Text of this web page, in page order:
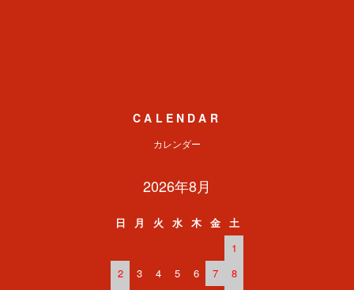
CALENDAR
カレンダー
2026年8月
日 月 火 水 木 金
土
1
2
3 4 5 6 7
8